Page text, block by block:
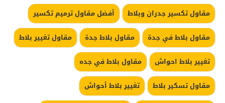
مقاول تكسير جدران وبلاط
أفضل مقاول ترميم تكسير
مقاول بلاط في جدة
مقاول بلاط جدة
مقاول تغيير بلاط
تغيير بلاط احواش
مقاول بلاط في جده
مقاول تسكير بلاط
تغيير بلاط أحواش